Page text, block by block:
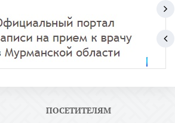
ПОСЕТИТЕЛЯМ